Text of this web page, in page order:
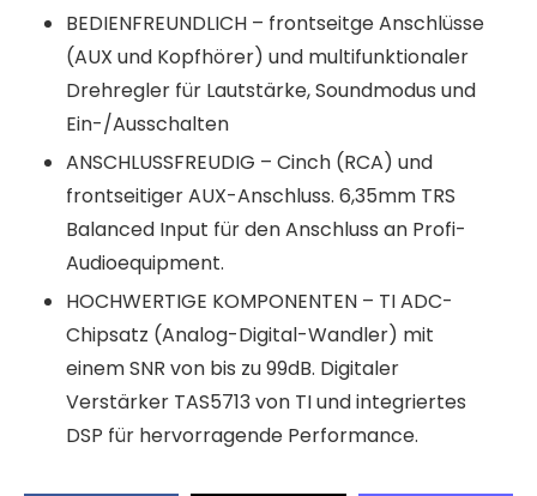
BEDIENFREUNDLICH – frontseitge Anschlüsse
(AUX und Kopfhörer) und multifunktionaler
Drehregler für Lautstärke, Soundmodus und
Ein-/Ausschalten
ANSCHLUSSFREUDIG – Cinch (RCA) und
frontseitiger AUX-Anschluss. 6,35mm TRS
Balanced Input für den Anschluss an Profi-
Audioequipment.
HOCHWERTIGE KOMPONENTEN – TI ADC-
Chipsatz (Analog-Digital-Wandler) mit
einem SNR von bis zu 99dB. Digitaler
Verstärker TAS5713 von TI und integriertes
DSP für hervorragende Performance.